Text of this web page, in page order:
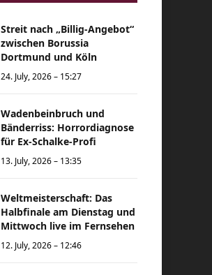
Streit nach „Billig-Angebot“
zwischen Borussia
Dortmund und Köln
24. July, 2026 – 15:27
Wadenbeinbruch und
Bänderriss: Horrordiagnose
für Ex-Schalke-Profi
13. July, 2026 – 13:35
Weltmeisterschaft: Das
Halbfinale am Dienstag und
Mittwoch live im Fernsehen
12. July, 2026 – 12:46